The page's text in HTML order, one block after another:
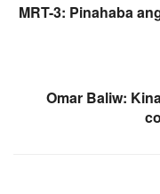
MRT-3: Pinahaba
Omar Baliw: